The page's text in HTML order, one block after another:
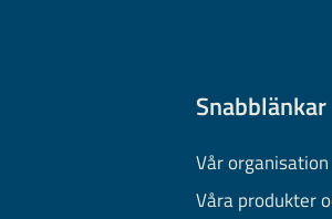
Snabblänkar
Vår organisation
Våra produkter